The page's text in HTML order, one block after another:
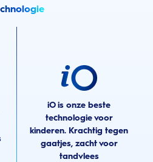
iO is onze beste
technologie voor
kinderen. Krachtig tegen
gaatjes, zacht voor
tandvlees